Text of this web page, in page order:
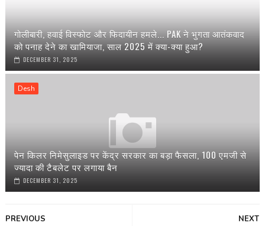
गोलीबारी, हवाई विस्फोट और फिदायीन हमले... PAK ने भुगता आतंकवाद
को पनाह देने का खामियाजा, साल 2025 में क्या-क्या हुआ?
DECEMBER 31, 2025
Desh
पेन किलर निमेसुलाइड पर केंद्र सरकार का बड़ा फैसला, 100 एमजी से
ज्यादा की टैबलेट पर लगाया बैन
DECEMBER 31, 2025
NEXT
PREVIOUS